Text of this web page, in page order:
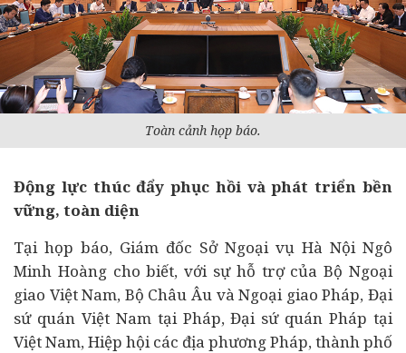
Toàn cảnh họp báo.
Động lực thúc đẩy phục hồi và phát triển bền
vững, toàn diện
Tại họp báo, Giám đốc Sở Ngoại vụ Hà Nội Ngô
Minh Hoàng cho biết, với sự hỗ trợ của Bộ Ngoại
giao Việt Nam, Bộ Châu Âu và Ngoại giao Pháp, Đại
sứ quán Việt Nam tại Pháp, Đại sứ quán Pháp tại
Việt Nam, Hiệp hội các địa phương Pháp, thành phố